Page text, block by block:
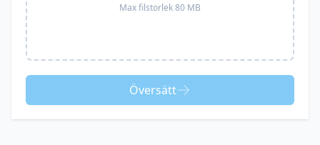
Max filstorlek 80 MB
Översätt